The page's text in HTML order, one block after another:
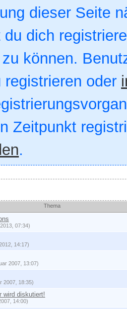
dieser Seite
du dich
zu können.
registrieren oder
Zeitpunkt
.
Thema
07:34)
14:17)
2007, 13:07)
2007, 18:35)
wird diskutiert!
14:00)